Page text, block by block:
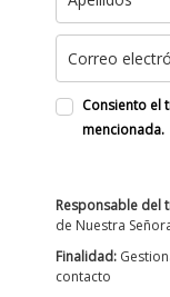
Consiento el
mencionada.
Responsable del
de Nuestra
Finalidad:
contacto